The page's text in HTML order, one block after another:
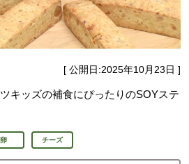
[ 公開日:2025年10月23日 ]
キッズの補食にぴったりのSOYステ
卵 チーズ